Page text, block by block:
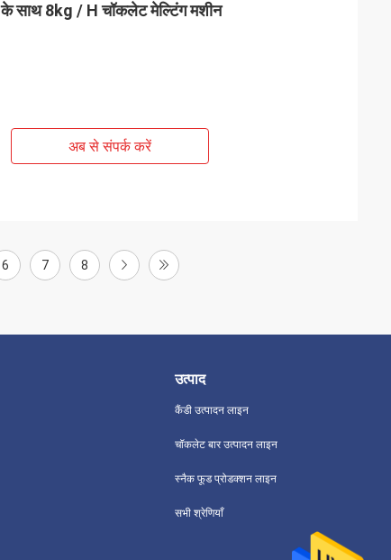
साथ 8kg / H चॉकलेट मेल्टिंग मशीन
अब से संपर्क करें
6 7 8
उत्पाद
कैंडी उत्पादन लाइन
चॉकलेट बार उत्पादन लाइन
स्नैक फूड प्रोडक्शन लाइन
सभी श्रेणियाँ